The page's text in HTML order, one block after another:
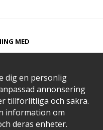
MED​
MED
dig en personlig
annonsering
tillförlitliga och säkra.
information om
deras enheter.